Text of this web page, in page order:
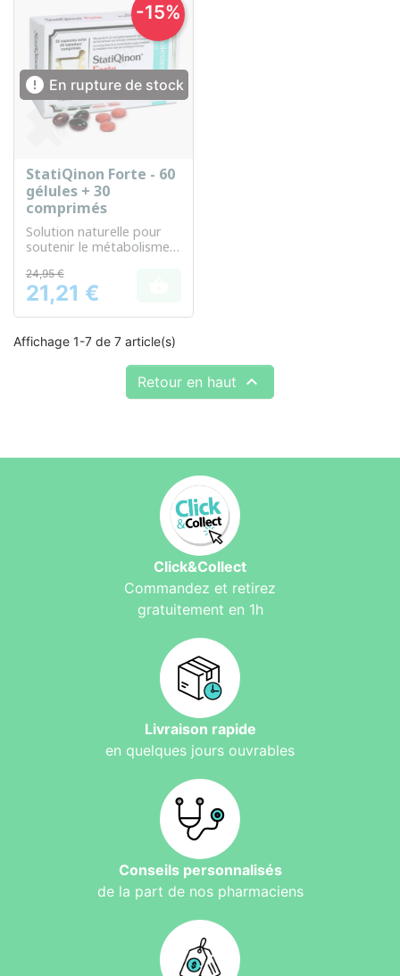
 En rupture de stock
StatiQinon Forte - 60
gélules + 30
comprimés
Solution naturelle pour
soutenir le métabolisme
Prix
24,95 €
21,21 €
-15%
Affichage 1-7 de 7 article(s)
Retour en haut 
Click&Collect
Commandez et retirez
gratuitement en 1h
Livraison rapide
en quelques jours ouvrables
Conseils personnalisés
de la part de nos pharmaciens